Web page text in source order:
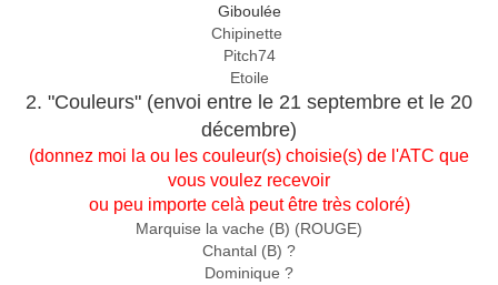
Giboulée
Chipinette
Pitch74
Etoile
2. "Couleurs" (envoi entre le 21 septembre et le 20
décembre)
(donnez moi la ou les couleur(s) choisie(s) de l'ATC que
vous voulez recevoir
ou peu importe celà peut être très coloré)
Marquise la vache (B) (ROUGE)
Chantal (B) ?
Dominique ?